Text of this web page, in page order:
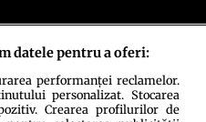
datele pentru a oferi:
performanței reclamelor.
personalizat. Stocarea
Crearea profilurilor de